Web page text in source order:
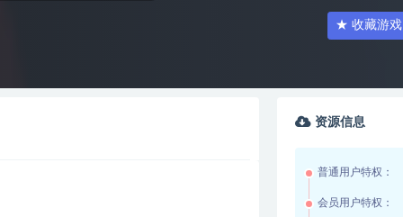
★ 收藏游戏
资源信息
普通用户特权：
会员用户特权：